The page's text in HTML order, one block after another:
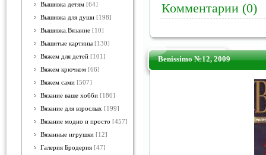
Вышивка детям [64]
Вышивка для души [198]
Вышивка.Вязание [10]
Вышитые картины [130]
Вяжем для детей [101]
Вяжем крючком [66]
Вяжем сами [507]
Вязание ваше хобби [180]
Вязание для взрослых [199]
Вязание модно и просто [457]
Вязанные игрушки [12]
Галерия Бродерия [47]
Комментарии (0)
Benissimo №12, 2009